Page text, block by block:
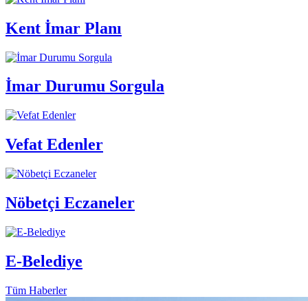
Kent İmar Planı
İmar Durumu Sorgula
Vefat Edenler
Nöbetçi Eczaneler
E-Belediye
Tüm Haberler